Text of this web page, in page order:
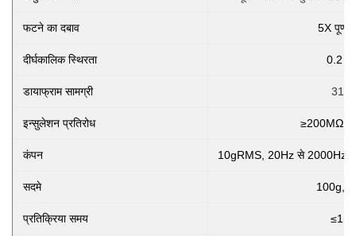
फटने का दबाव 5X पूर्ण
दीर्घकालिक स्थिरता 0.2
डायाफ्राम सामग्री 316L
इन्सुलेशन प्रतिरोध ≥200MΩ
कंपन 10gRMS, 20Hz से 2000Hz की
सदमे
प्रतिक्रिया समय